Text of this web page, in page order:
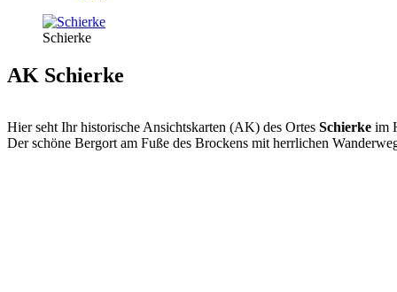
Schierke
AK Schierke
Hier seht Ihr historische Ansichtskarten (AK) des Ortes Schierke im
Der schöne Bergort am Fuße des Brockens mit herrlichen